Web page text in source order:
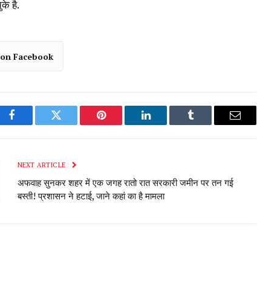
है.
Facebook
Facebook Twitter Pinterest LinkedIn Tumblr Email
NEXT ARTICLE
अफवाह सुनकर शहर में एक जगह रातो रात सरकारी जमीन पर तन गई
बस्ती! प्रशासन ने हटाई, जाने कहां का है मामला